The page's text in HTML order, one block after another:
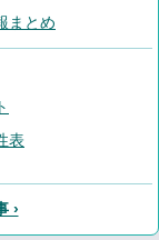
まとめ
表
›